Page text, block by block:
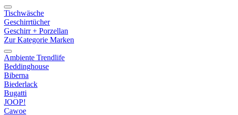
Tischwäsche
Geschirrtücher
Geschirr + Porzellan
Zur Kategorie Marken
Ambiente Trendlife
Beddinghouse
Biberna
Biederlack
Bugatti
JOOP!
Cawoe